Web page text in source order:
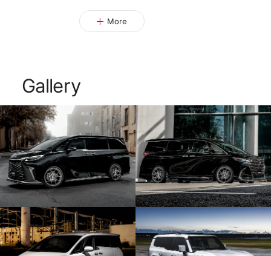
でのデザインを考慮し構造解析を行い、ウェ
イトレスホールをベースモデルのG025より
More
Gallery